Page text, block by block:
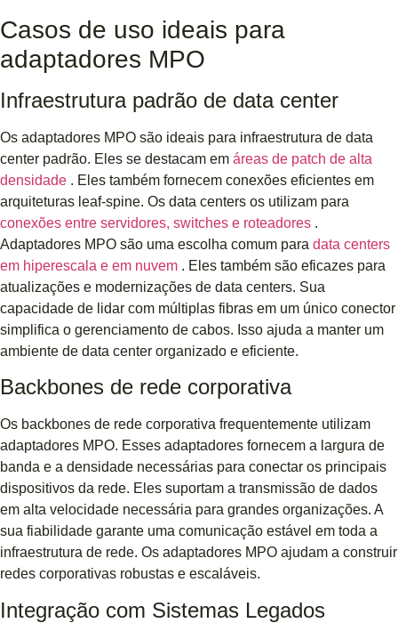
Casos de uso ideais para
adaptadores MPO
Infraestrutura padrão de data center
Os adaptadores MPO são ideais para infraestrutura de data
center padrão. Eles se destacam em áreas de patch de alta
densidade . Eles também fornecem conexões eficientes em
arquiteturas leaf-spine. Os data centers os utilizam para
conexões entre servidores, switches e roteadores .
Adaptadores MPO são uma escolha comum para data centers
em hiperescala e em nuvem . Eles também são eficazes para
atualizações e modernizações de data centers. Sua
capacidade de lidar com múltiplas fibras em um único conector
simplifica o gerenciamento de cabos. Isso ajuda a manter um
ambiente de data center organizado e eficiente.
Backbones de rede corporativa
Os backbones de rede corporativa frequentemente utilizam
adaptadores MPO. Esses adaptadores fornecem a largura de
banda e a densidade necessárias para conectar os principais
dispositivos da rede. Eles suportam a transmissão de dados
em alta velocidade necessária para grandes organizações. A
sua fiabilidade garante uma comunicação estável em toda a
infraestrutura de rede. Os adaptadores MPO ajudam a construir
redes corporativas robustas e escaláveis.
Integração com Sistemas Legados